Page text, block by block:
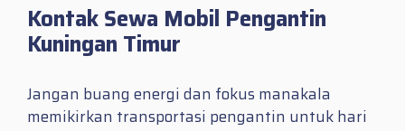
Kontak Sewa Mobil Pengantin
Kuningan Timur
Jangan buang energi dan fokus manakala
memikirkan transportasi pengantin untuk hari